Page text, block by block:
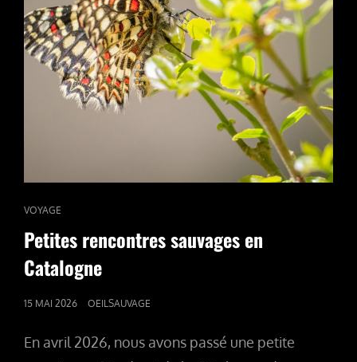
CAT
LINKS
VOYAGE
Petites rencontres sauvages en
Catalogne
POSTED
15 MAI 2026 OEILSAUVAGE
En avril 2026, nous avons passé une petite